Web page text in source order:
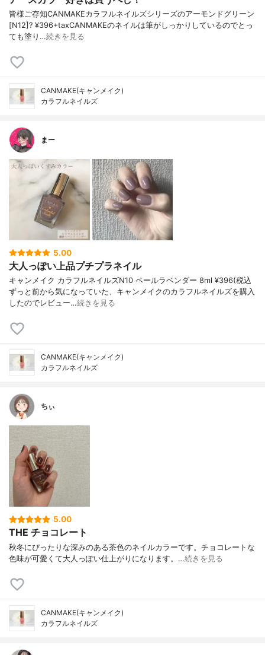
皆様ご存知CANMAKEカラフルネイルズシリーズのアーモンドグリーン
[N12]? ¥396+taxCANMAKEのネイルは筆がしっかりしているのでとっ
ても塗り…続きを見る
CANMAKE(キャンメイク)
カラフルネイルズ
まー
5.00
大人っぽい上品プチプラネイル
キャンメイク カラフルネイルズN10 ペールラベンダー 8ml ¥396(税込
ずっと前から気になっていた、キャンメイクのカラフルネイルズを購入
したのでレビュー…続きを見る
CANMAKE(キャンメイク)
カラフルネイルズ
ちぃ
5.00
THE チョコレート
秋冬にぴったりな深みのある茶色のネイルカラーです。チョコレートな
色味が可愛くて大人っぽい仕上がりになります。…続きを見る
CANMAKE(キャンメイク)
カラフルネイルズ